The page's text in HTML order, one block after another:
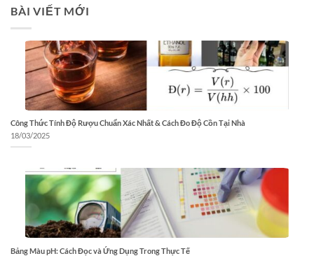
BÀI VIẾT MỚI
Công Thức Tính Độ Rượu Chuẩn Xác Nhất & Cách Đo Độ Cồn Tại Nhà
18/03/2025
Bảng Màu pH: Cách Đọc và Ứng Dụng Trong Thực Tế